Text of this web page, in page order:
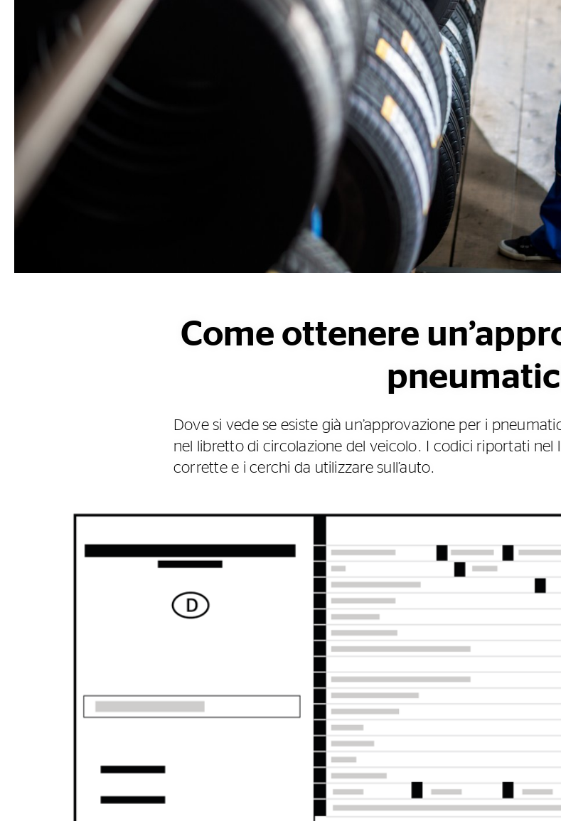
Come ottenere
Dove si vede se esiste già un’approvazione per i
nel libretto di circolazione del veicolo. I codici riportati nel
corrette e i cerchi da utilizzare sull’auto.